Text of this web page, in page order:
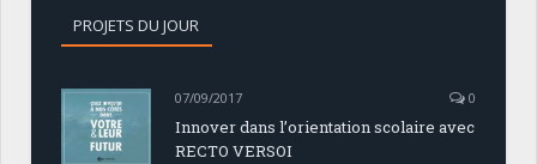
PROJETS DU JOUR
07/09/2017 0
Innover dans l’orientation scolaire avec
RECTO VERSOI